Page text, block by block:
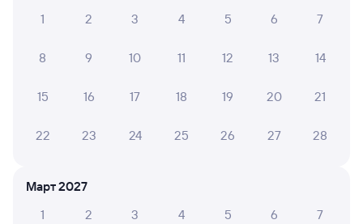
1
2 3 4 5 6 7
8 9 10 11 12 13 14
15 16 17 18 19 20 21
22 23 24 25 26 27 28
Март 2027
1
2 3 4 5 6 7